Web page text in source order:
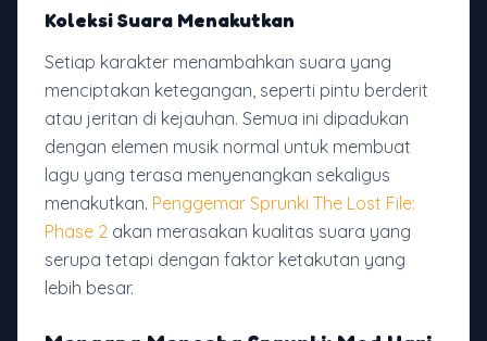
Koleksi Suara Menakutkan
Setiap karakter menambahkan suara yang
menciptakan ketegangan, seperti pintu berderit
atau jeritan di kejauhan. Semua ini dipadukan
dengan elemen musik normal untuk membuat
lagu yang terasa menyenangkan sekaligus
menakutkan. Penggemar Sprunki The Lost File:
Phase 2 akan merasakan kualitas suara yang
serupa tetapi dengan faktor ketakutan yang
lebih besar.